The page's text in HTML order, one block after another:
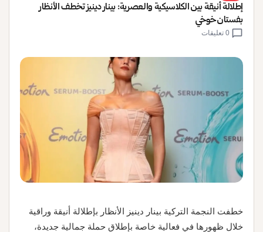
إطلالة أنيقة بين الكلاسيكية والعصرية: بينار دينيز تخطف الأنظار
بفستان خوخي
chat_bubble
خطفت النجمة التركية بينار دينيز الأنظار بإطلالة أنيقة وراقية
خلال ظهورها في فعالية خاصة بإطلاق حملة جمالية جديدة،